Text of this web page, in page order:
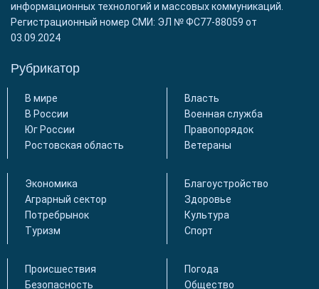
информационных технологий и массовых коммуникаций.
Регистрационный номер СМИ: ЭЛ № ФС77-88059 от
03.09.2024
Рубрикатор
В мире
В России
Юг России
Ростовская область
Власть
Военная служба
Правопорядок
Ветераны
Экономика
Аграрный сектор
Потребрынок
Туризм
Благоустройство
Здоровье
Культура
Спорт
Происшествия
Безопасность
Погода
Общество